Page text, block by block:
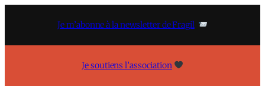
Je m’abonne à la newsletter de Fragil
Je soutiens l’association